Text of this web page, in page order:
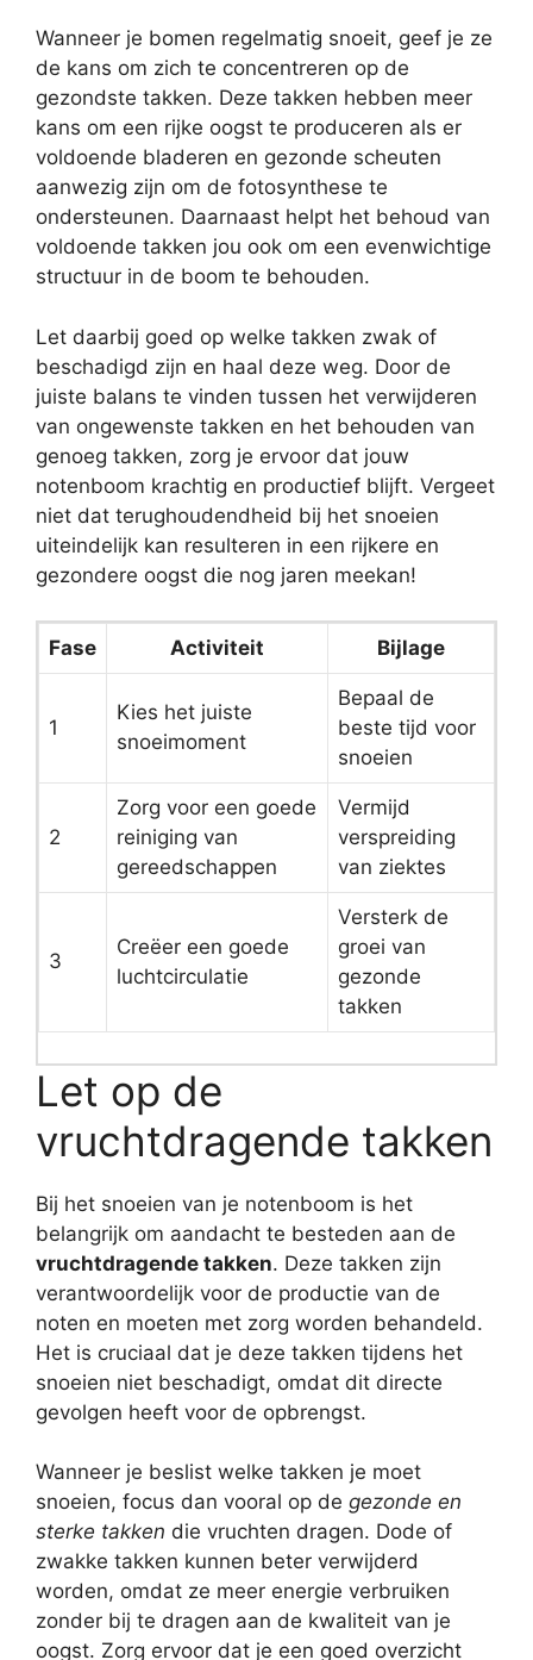
Wanneer je bomen regelmatig snoeit, geef je ze
de kans om zich te concentreren op de
gezondste takken. Deze takken hebben meer
kans om een rijke oogst te produceren als er
voldoende bladeren en gezonde scheuten
aanwezig zijn om de fotosynthese te
ondersteunen. Daarnaast helpt het behoud van
voldoende takken jou ook om een evenwichtige
structuur in de boom te behouden.
Let daarbij goed op welke takken zwak of
beschadigd zijn en haal deze weg. Door de
juiste balans te vinden tussen het verwijderen
van ongewenste takken en het behouden van
genoeg takken, zorg je ervoor dat jouw
notenboom krachtig en productief blijft. Vergeet
niet dat terughoudendheid bij het snoeien
uiteindelijk kan resulteren in een rijkere en
gezondere oogst die nog jaren meekan!
Fase Activiteit Bijlage
1
Kies het juiste
snoeimoment
Bepaal de
beste tijd voor
snoeien
2
Zorg voor een goede
reiniging van
gereedschappen
Vermijd
verspreiding
van ziektes
3
Creëer een goede
luchtcirculatie
Versterk de
groei van
gezonde
takken
Let op de
vruchtdragende takken
Bij het snoeien van je notenboom is het
belangrijk om aandacht te besteden aan de
vruchtdragende takken. Deze takken zijn
verantwoordelijk voor de productie van de
noten en moeten met zorg worden behandeld.
Het is cruciaal dat je deze takken tijdens het
snoeien niet beschadigt, omdat dit directe
gevolgen heeft voor de opbrengst.
Wanneer je beslist welke takken je moet
snoeien, focus dan vooral op de gezonde en
sterke takken die vruchten dragen. Dode of
zwakke takken kunnen beter verwijderd
worden, omdat ze meer energie verbruiken
zonder bij te dragen aan de kwaliteit van je
oogst. Zorg ervoor dat je een goed overzicht